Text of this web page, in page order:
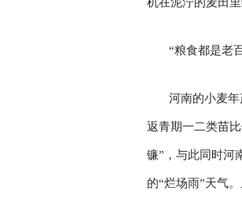
“粮食都是老
河南的小麦
返青期一二类苗
镰”，与此同时河
的“烂场雨”天气